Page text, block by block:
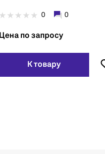
0 0
Цена по запросу
К товару